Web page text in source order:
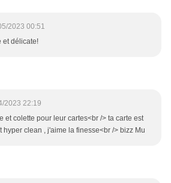
2023 00:51
et délicate!
2023 22:19
et colette pour leur cartes<br /> ta carte est
hyper clean , j'aime la finesse<br /> bizz Mu